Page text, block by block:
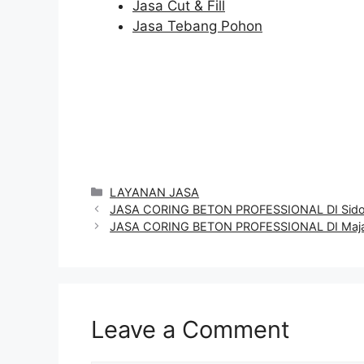
Jasa Cut & Fill
Jasa Tebang Pohon
Categories
LAYANAN JASA
JASA CORING BETON PROFESSIONAL DI
JASA CORING BETON PROFESSIONAL DI
Leave a Comment